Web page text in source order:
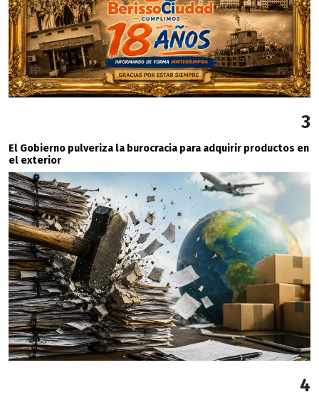
3
El Gobierno pulveriza la burocracia para adquirir productos en
el exterior
4